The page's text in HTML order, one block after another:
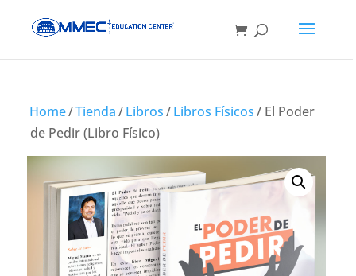
Home/Tienda/Libros/Libros Físicos/ El Poder
de Pedir (Libro Físico)